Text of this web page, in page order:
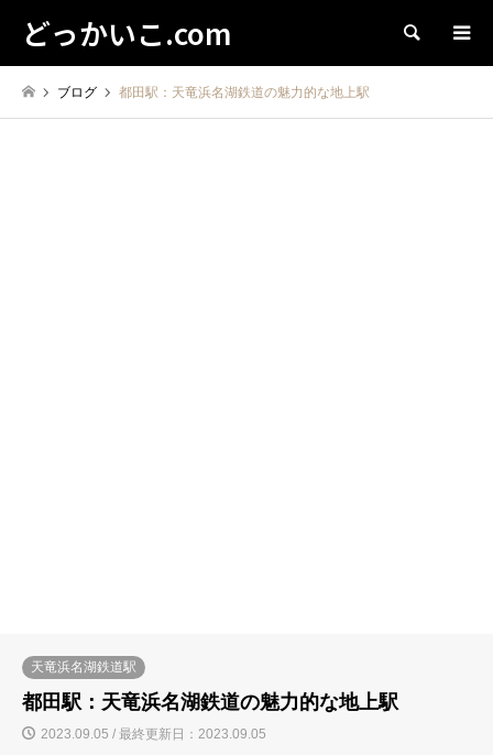
どっかいこ.com 検索
ブログ 都田駅：天竜浜名湖鉄道の魅力的な地上駅
天竜浜名湖鉄道駅
都田駅：天竜浜名湖鉄道の魅力的な地上駅
2023.09.05 / 最終更新日：2023.09.05